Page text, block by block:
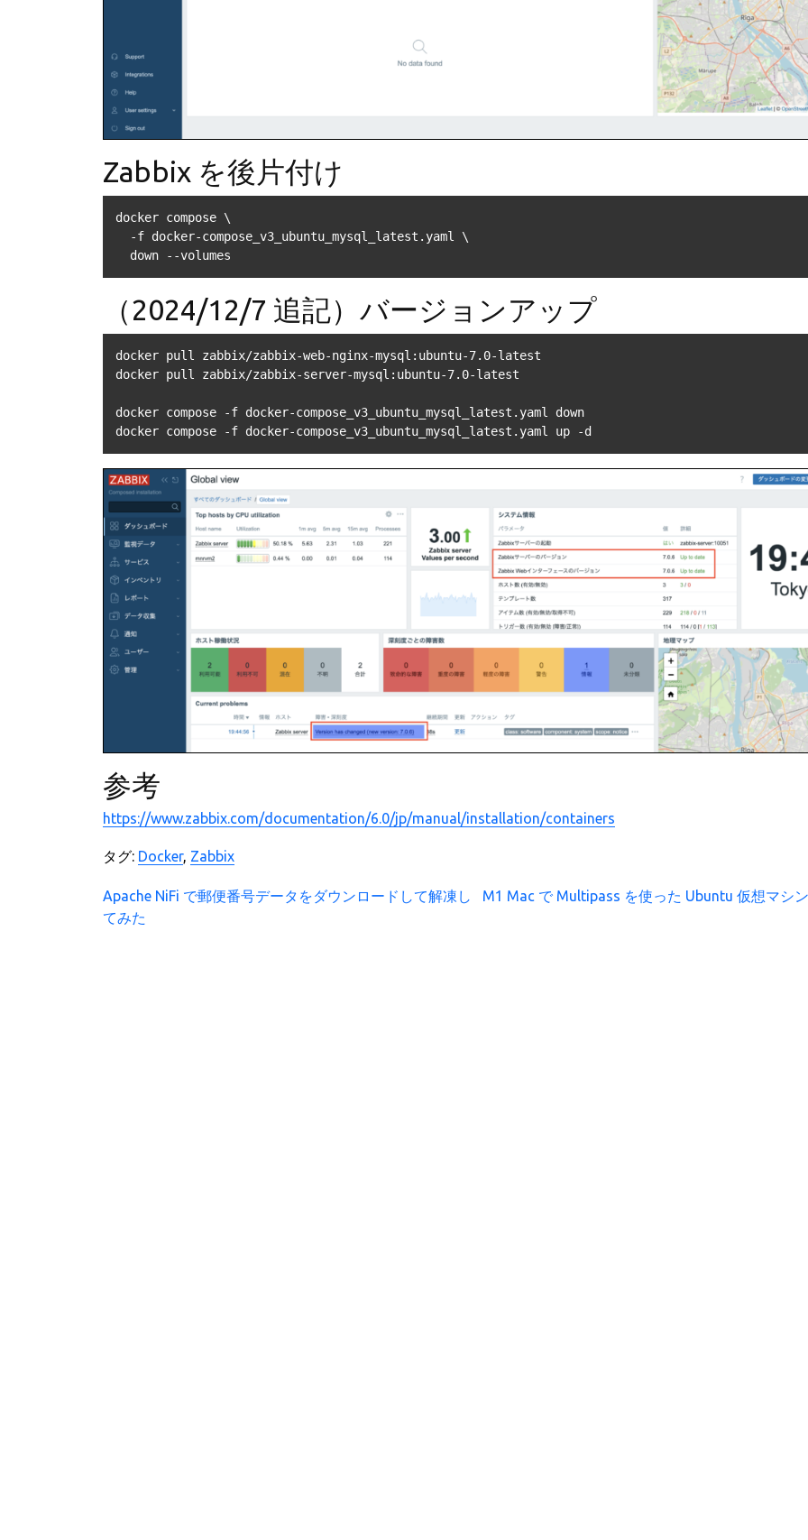
Zabbix を後片付け
docker compose \
  down --volumes
（2024/12/7 追記）バージョンアップ
docker pull zabbix/zabbix-web-nginx-mysql:ubuntu-7.0-latest
docker pull zabbix/zabbix-server-mysql:ubuntu-7.0-latest
docker compose -f docker-compose_v3_ubuntu_mysql_latest.yaml down
docker compose -f docker-compose_v3_ubuntu_mysql_latest.yaml up -d
参考
https://www.zabbix.com/documentation/6.0/jp/manual/installation/containers
タグ: Docker, Zabbix
投
稿
Apache NiFi で郵便番号データをダウンロードして解凍し
てみた
M1 Mac で Multipass を使った Ubuntu 仮想マシ